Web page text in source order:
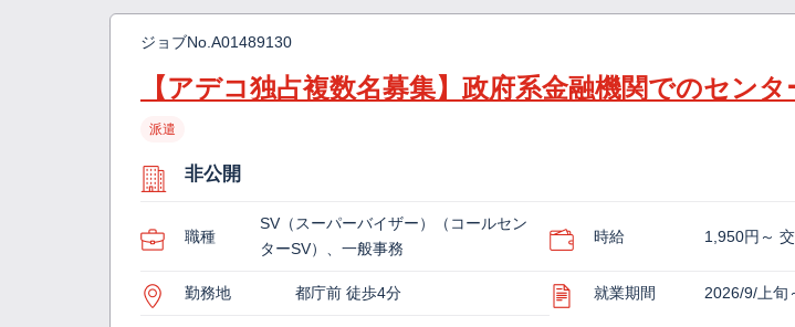
ジョブNo. A01489130
【アデコ独占複数名募集】政府系金融機関でのセン
派遣
非公開
職種
SV（スーパーバイザー）（コールセン
ターSV）、一般事務
時給 1,950円～
勤務地 都庁前 徒歩4分 就業期間 2026/9/上旬